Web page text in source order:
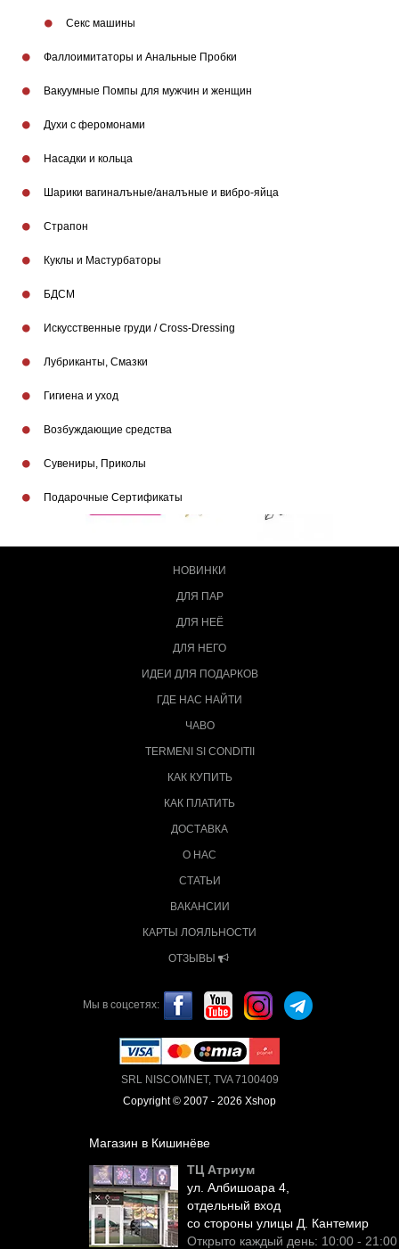
Секс машины
Фаллоимитаторы и Анальные Пробки
Вакуумные Помпы для мужчин и женщин
Духи с феромонами
Насадки и кольца
Шарики вагиналъные/аналъные и вибро-яйца
Страпон
Куклы и Мастурбаторы
БДСМ
Искусственные груди / Cross-Dressing
Лубриканты, Смазки
Гигиена и уход
Возбуждающие средства
Сувениры, Приколы
Подарочные Сертификаты
НОВИНКИ
ДЛЯ ПАР
ДЛЯ НЕЁ
ДЛЯ НЕГО
ИДЕИ ДЛЯ ПОДАРКОВ
ГДЕ НАС НАЙТИ
ЧАВО
TERMENI SI CONDITII
КАК КУПИТЬ
КАК ПЛАТИТЬ
ДОСТАВКА
О НАС
СТАТЬИ
ВАКАНСИИ
КАРТЫ ЛОЯЛЬНОСТИ
ОТЗЫВЫ
Мы в соцсетях:
SRL NISCOMNET, TVA 7100409
Copyright © 2007 - 2026 Xshop
Магазин в Кишинёве
ТЦ Атриум
ул. Албишоара 4,
отдельный вход
со стороны улицы Д. Кантемир
Открыто каждый день: 10:00 - 21:00